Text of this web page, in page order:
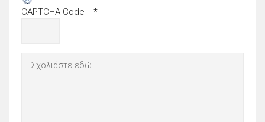
CAPTCHA Code *